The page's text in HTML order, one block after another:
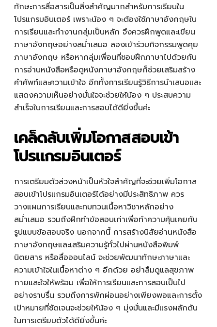
ทักษะการสื่อสารเป็นสิ่งสำคัญมากสำหรับการเรียนใน
โปรแกรมอินเตอร์ เพราะน้อง ๆ จะต้องใช้ภาษาอังกฤษใน
การเรียนและทำงานกลุ่มเป็นหลัก จึงควรฝึกพูดและเขียน
ภาษาอังกฤษอย่างสม่ำเสมอ ลองเข้าร่วมกิจกรรมพูดคุย
ภาษาอังกฤษ หรือหากลุ่มเพื่อนที่ชอบฝึกภาษาไปด้วยกัน
การอ่านหนังสือหรือดูหนังภาษาอังกฤษก็ช่วยเสริมสร้าง
คำศัพท์และความเข้าใจ อีกทั้งการเรียนรู้วิธีการนำเสนอและ
แสดงความเห็นอย่างมั่นใจจะช่วยให้น้อง ๆ ประสบความ
สำเร็จในการเรียนและการสอบได้ดียิ่งขึ้นค่ะ
เคล็ดลับเพิ่มโอกาสสอบเข้า
โปรแกรมอินเตอร์
การเตรียมตัวล่วงหน้าเป็นหัวใจสำคัญที่จะช่วยเพิ่มโอกาส
สอบเข้าโปรแกรมอินเตอร์ได้อย่างมีประสิทธิภาพ ควร
วางแผนการเรียนและทบทวนเนื้อหาวิชาหลักอย่าง
สม่ำเสมอ รวมถึงฝึกทำข้อสอบเก่าเพื่อทำความคุ้นเคยกับ
รูปแบบข้อสอบจริง นอกจากนี้ การสร้างนิสัยอ่านหนังสือ
ภาษาอังกฤษและเสริมความรู้ทั่วไปผ่านหนังสือพิมพ์
นิตยสาร หรือสื่อออนไลน์ จะช่วยพัฒนาทักษะภาษาและ
ความเข้าใจในเนื้อหาต่าง ๆ อีกด้วย อย่าลืมดูแลสุขภาพ
กายและใจให้พร้อม เพื่อให้การเรียนและการสอบเป็นไป
อย่างราบรื่น รวมถึงการพักผ่อนอย่างเพียงพอและการตั้ง
เป้าหมายที่ชัดเจนจะช่วยให้น้อง ๆ มุ่งมั่นและมีแรงผลักดัน
ในการเตรียมตัวได้ดียิ่งขึ้นค่ะ